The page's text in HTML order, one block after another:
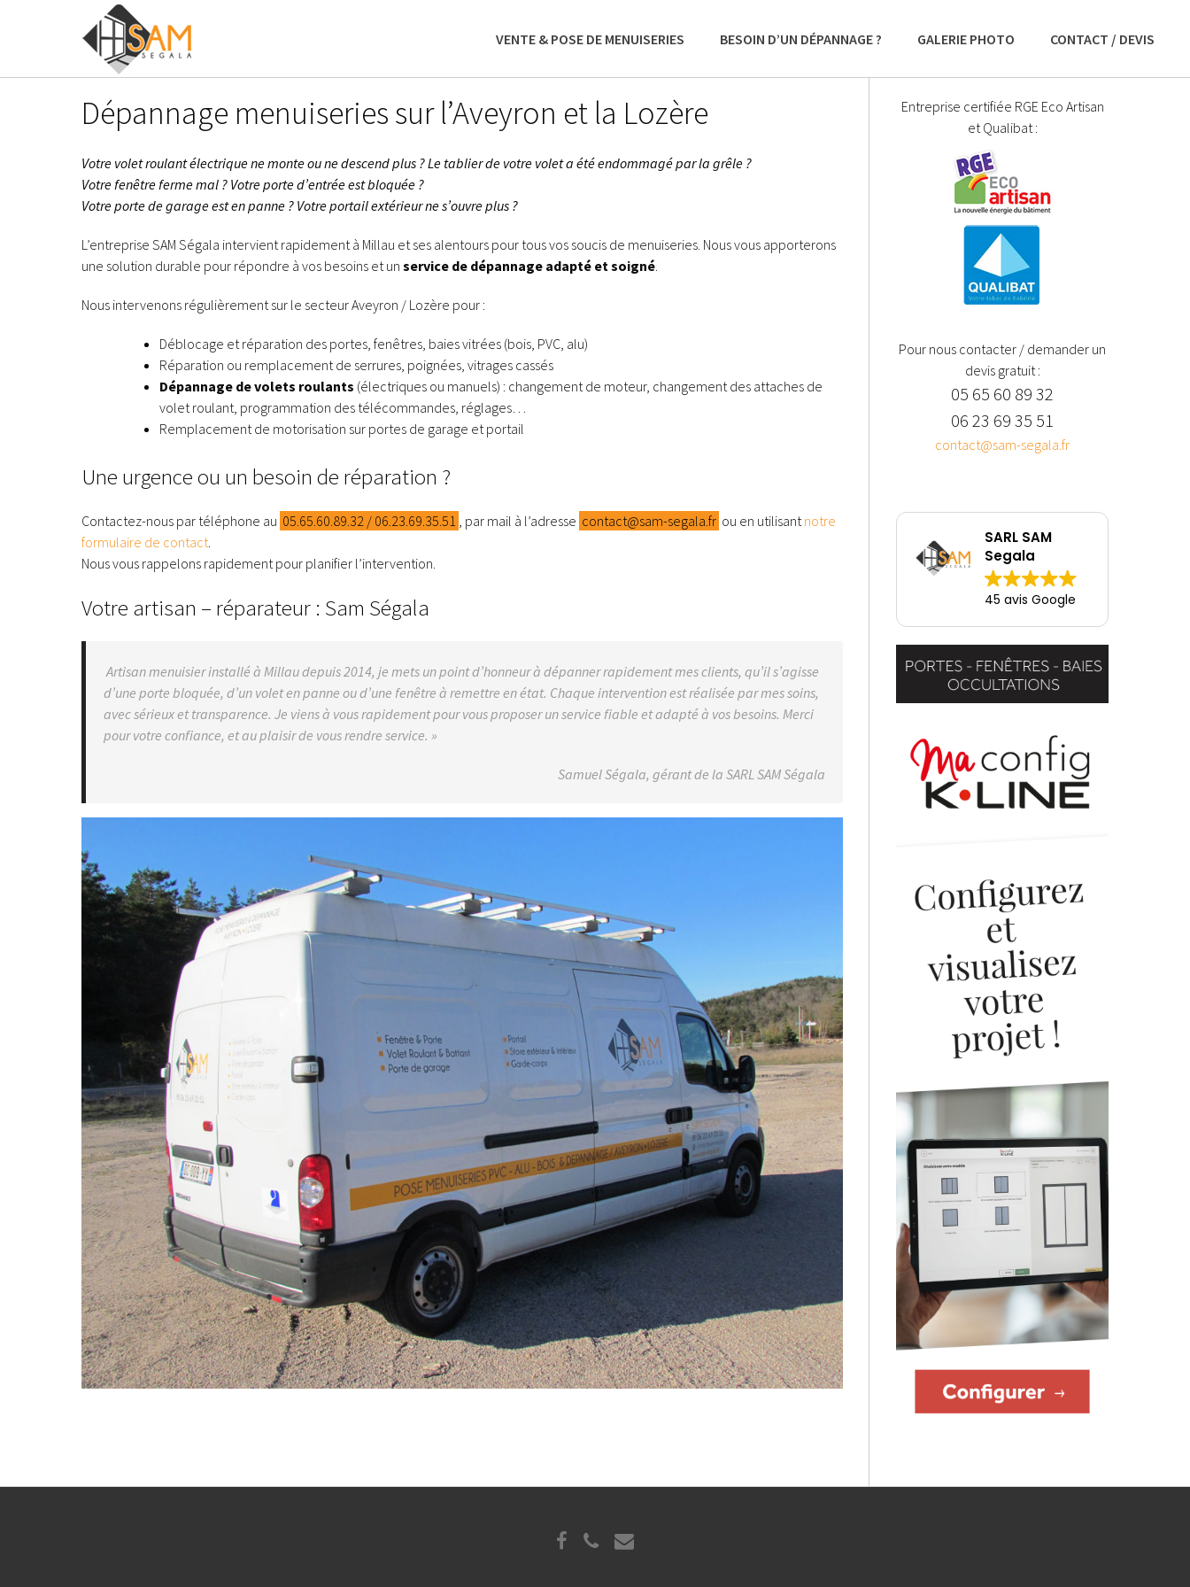
VENTE & POSE DE MENUISERIES BESOIN D’UN DÉPANNAGE ? GALERIE PHOTO CONTACT / DEVIS
Dépannage menuiseries sur l’Aveyron et la Lozère
Votre volet roulant électrique ne monte ou ne descend plus ? Le tablier de votre volet a été endommagé par la grêle ?
Votre fenêtre ferme mal ? Votre porte d’entrée est bloquée ?
Votre porte de garage est en panne ? Votre portail extérieur ne s’ouvre plus ?
L’entreprise SAM Ségala intervient rapidement à Millau et ses alentours pour tous vos soucis de menuiseries. Nous vous apporterons
une solution durable pour répondre à vos besoins et un service de dépannage adapté et soigné.
Nous intervenons régulièrement sur le secteur Aveyron / Lozère pour :
Déblocage et réparation des portes, fenêtres, baies vitrées (bois, PVC, alu)
Réparation ou remplacement de serrures, poignées, vitrages cassés
Dépannage de volets roulants (électriques ou manuels) : changement de moteur, changement des attaches de
volet roulant, programmation des télécommandes, réglages…
Remplacement de motorisation sur portes de garage et portail
Une urgence ou un besoin de réparation ?
Contactez-nous par téléphone au 05.65.60.89.32 / 06.23.69.35.51 , par mail à l’adresse contact@sam-segala.fr ou en utilisantnotre
formulaire de contact.
Nous vous rappelons rapidement pour planifier l’intervention.
Votre artisan – réparateur : Sam Ségala
Artisan menuisier installé à Millau depuis 2014, je mets un point d’honneur à dépanner rapidement mes clients, qu’il s’agisse
d’une porte bloquée, d’un volet en panne ou d’une fenêtre à remettre en état. Chaque intervention est réalisée par mes soins,
avec sérieux et transparence. Je viens à vous rapidement pour vous proposer un service fiable et adapté à vos besoins. Merci
pour votre confiance, et au plaisir de vous rendre service. »
Samuel Ségala, gérant de la SARL SAM Ségala
Entreprise certifiée RGE Eco Artisan
et Qualibat :
Pour nous contacter / demander un
devis gratuit :
05 65 60 89 32
06 23 69 35 51
contact@sam-segala.fr
SARL SAM
Segala
45 avis Google